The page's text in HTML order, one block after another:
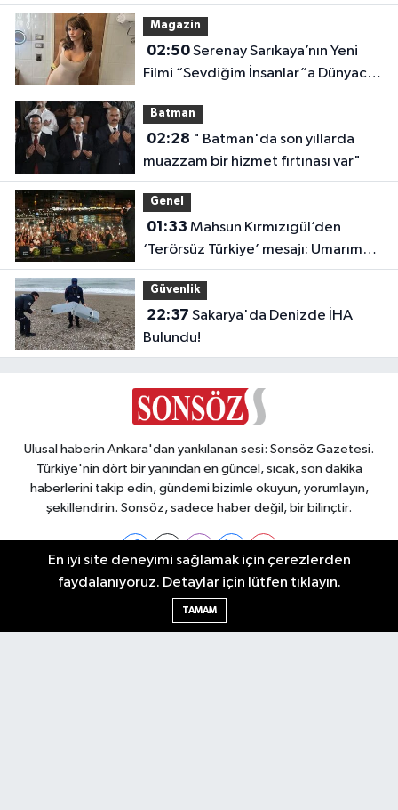
Magazin
02:50Serenay Sarıkaya’nın Yeni
Filmi “Sevdiğim İnsanlar”a Dünyaca
Ünlü Oyuncu
Batman
02:28
muazzam bir hizmet fırtınası var"
Genel
01:33
‘Terörsüz Türkiye’ mesajı: Umarım
barış kalıcı olur
Güvenlik
22:37
Bulundu!
Ulusal haberin Ankara'dan yankılanan sesi: Sonsöz Gazetesi.
Türkiye'nin dört bir yanından en güncel, sıcak, son dakika
haberlerini takip edin, gündemi bizimle okuyun, yorumlayın,
şekillendirin. Sonsöz, sadece haber değil, bir bilinçtir.
Ankara Nöbetçi Eczaneler
En iyi site deneyimi sağlamak için çerezlerden
faydalanıyoruz. Detaylar için lütfen tıklayın.
TAMAM